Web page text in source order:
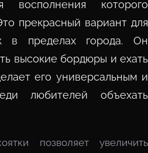
которого
прекрасный вариант для
в пределах города. Он
высокие бордюры и ехать
его универсальным и
любителей объехать
позволяет увеличить